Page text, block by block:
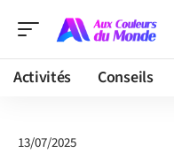
Activités Conseils
13/07/2025